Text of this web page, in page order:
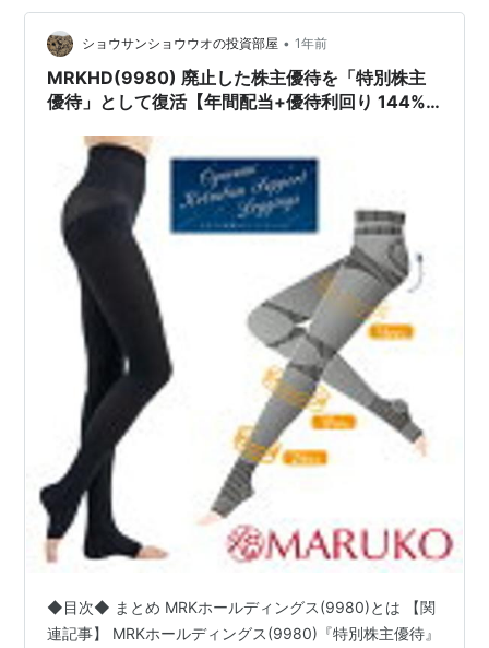
ていま…
ショウサンショウウオの投資部屋 • 1年前
MRKHD(9980) 廃止した株主優待を「特別株主
優待」として復活【年間配当+優待利回り 144%
◆目次◆ まとめ MRKホールディングス(9980)とは 【関
連記事】 MRKホールディングス(9980)『特別株主優待』